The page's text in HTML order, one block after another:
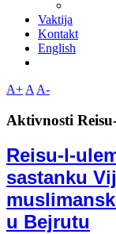
Vaktija
Kontakt
English
A+ A A-
Aktivnosti
Reisu-l-
sastanku
u Bejrutu